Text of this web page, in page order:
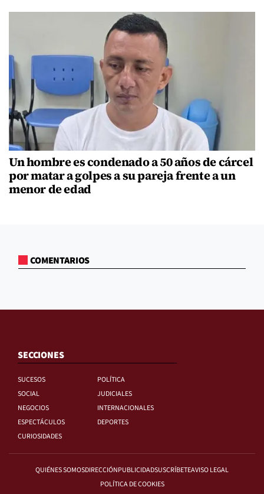
Un hombre es condenado a 50 años de cárcel
por matar a golpes a su pareja frente a un
menor de edad
COMENTARIOS
SECCIONES
SUCESOS
POLÍTICA
SOCIAL
JUDICIALES
NEGOCIOS
INTERNACIONALES
ESPECTÁCULOS
DEPORTES
CURIOSIDADES
QUIÉNES SOMOSDIRECCIÓNPUBLICIDADSUSCRÍBETEAVISO LEGAL
POLÍTICA DE COOKIES